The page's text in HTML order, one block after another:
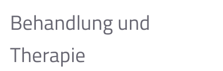
Behandlung und
Therapie